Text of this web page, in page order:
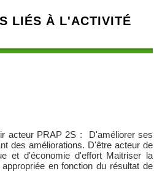
LIÉS À L'ACTIVITÉ
acteur PRAP 2S : D'améliorer ses
des améliorations. D'être acteur de
et d'économie d'effort Maitriser la
en fonction du résultat de